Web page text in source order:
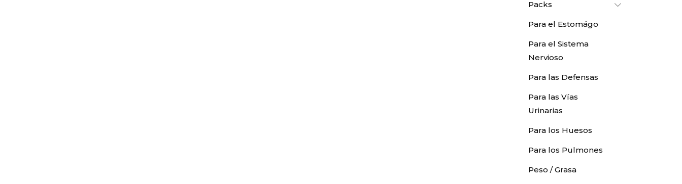
Packs
Para el Estomágo
Para el Sistema
Nervioso
Para las Defensas
Para las Vías
Urinarias
Para los Huesos
Para los Pulmones
Peso / Grasa